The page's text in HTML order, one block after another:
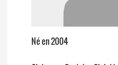
Né en 2004